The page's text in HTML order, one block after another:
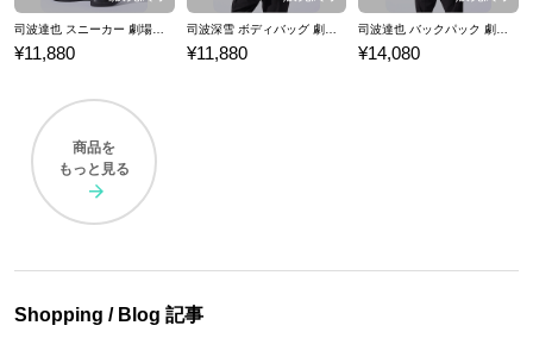
¥11,880 ¥11,880 ¥14,080
商品を
もっと見る
Shopping / Blog 記事